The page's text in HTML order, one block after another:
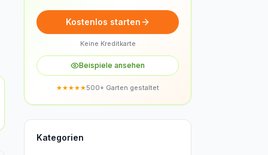
Kostenlos starten
Keine Kreditkarte
Beispiele ansehen
★★★★★500+ Garten gestaltet
Kategorien